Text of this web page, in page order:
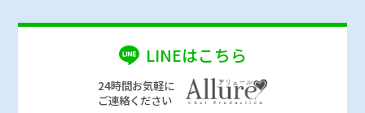
LINEはこちら
24時間お気軽に
ご連絡ください